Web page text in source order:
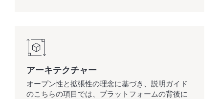
アーキテクチャー
オープン性と拡張性の理念に基づき、説明ガイド
のこちらの項目では、プラットフォームの背後に